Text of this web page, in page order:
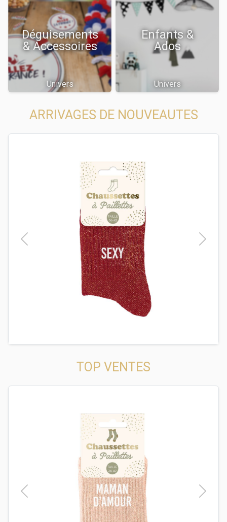
Déguisements
& Accessoires
Univers
Enfants &
Ados
Univers
ARRIVAGES DE NOUVEAUTES
Previous Next
TOP VENTES
Previous Next